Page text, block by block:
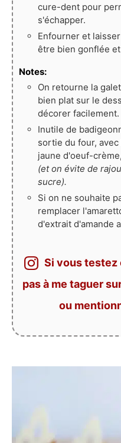
cure-dent pour
s'échapper.
Enfourner et
être bien gonflée
Notes:
On retourne la
bien plat sur le
décorer facilement.
Inutile de
sortie du four,
jaune d'oeuf-
(et on évite de
sucre).
Si on ne souhaite
remplacer
d'extrait d'amande
Si vous testez
pas à me taguer
ou